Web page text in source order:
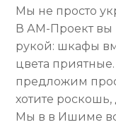
Мы не просто
В АМ-Проект вы
рукой: шкафы
цвета
предложим
хотите
Мы в в Ишиме